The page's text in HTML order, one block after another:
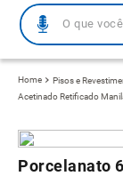
O que você
Pisos e
Acetinado Retificado
Porcelanato
1º piso
2º
3º telha